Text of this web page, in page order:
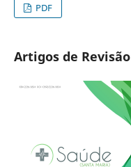
PDF
Artigos de Revisão